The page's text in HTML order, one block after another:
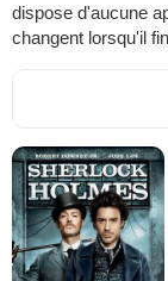
dispose d'aucune
changent lorsqu'il